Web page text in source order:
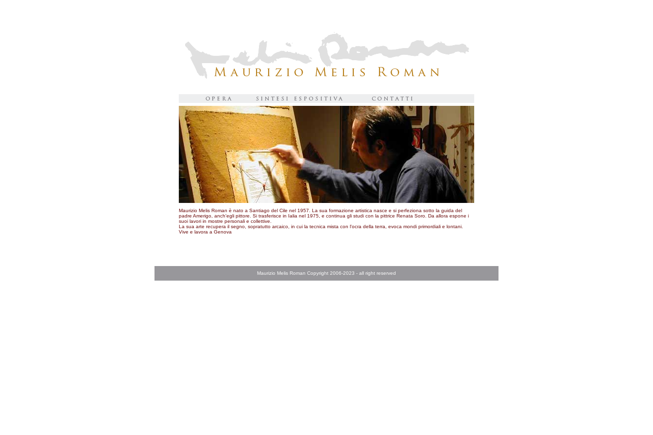
Maurizio Melis Roman è nato a Santiago del Cile nel 1957. La sua formazione artistica nasce e si perfeziona sotto la guida del
padre Amerigo, anch'egli pittore. Si trasferisce in Ialia nel 1975, e continua gli studi con la pittrice Renata Soro. Da allora espone i
suoi lavori in mostre personali e collettive.
La sua arte recupera il segno, sopratutto arcaico, in cui la tecnica mista con l'ocra della terra, evoca mondi primordiali e lontani.
Vive e lavora a Genova
Maurizio Melis Roman Copyright 2006-2023 - all right reserved